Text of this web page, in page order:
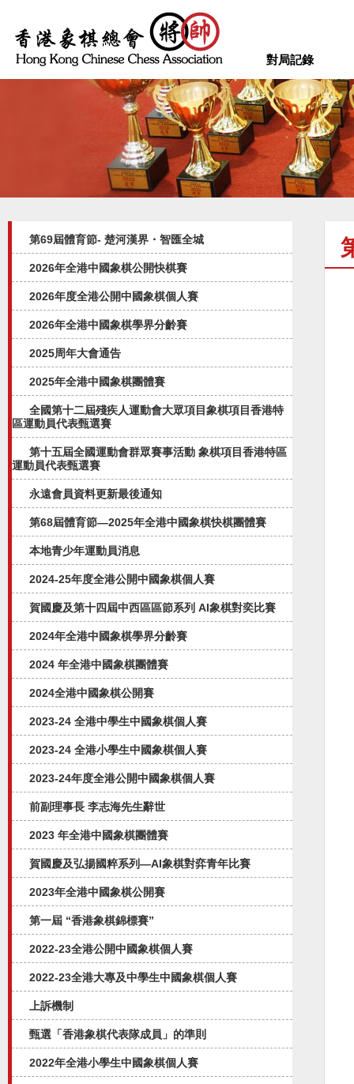
對局記錄
第69屆體育節- 楚河漢界・智匯全城
2026年全港中國象棋公開快棋賽
2026年度全港公開中國象棋個人賽
2026年全港中國象棋學界分齡賽
2025周年大會通告
2025年全港中國象棋團體賽
全國第十二屆殘疾人運動會大眾項目象棋項目香港特
區運動員代表甄選賽
第十五屆全國運動會群眾賽事活動 象棋項目香港特區
運動員代表甄選賽
永遠會員資料更新最後通知
第68屆體育節—2025年全港中國象棋快棋團體賽
本地青少年運動員消息
2024-25年度全港公開中國象棋個人賽
賀國慶及第十四屆中西區區節系列 AI象棋對奕比賽
2024年全港中國象棋學界分齡賽
2024 年全港中國象棋團體賽
2024全港中國象棋公開賽
2023-24 全港中學生中國象棋個人賽
2023-24 全港小學生中國象棋個人賽
2023-24年度全港公開中國象棋個人賽
前副理事長 李志海先生辭世
2023 年全港中國象棋團體賽
賀國慶及弘揚國粹系列—AI象棋對弈⻘年比賽
2023年全港中國象棋公開賽
第一屆 “香港象棋錦標賽”
2022-23全港公開中國象棋個人賽
2022-23全港大專及中學生中國象棋個人賽
上訴機制
甄選「香港象棋代表隊成員」的準則
2022年全港小學生中國象棋個人賽